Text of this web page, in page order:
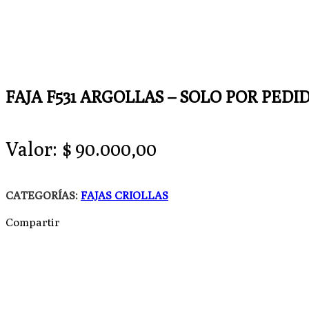
FAJA F531 ARGOLLAS – SOLO POR
Valor: $ 90.000,00
CATEGORÍAS: FAJAS CRIOLLAS
Compartir